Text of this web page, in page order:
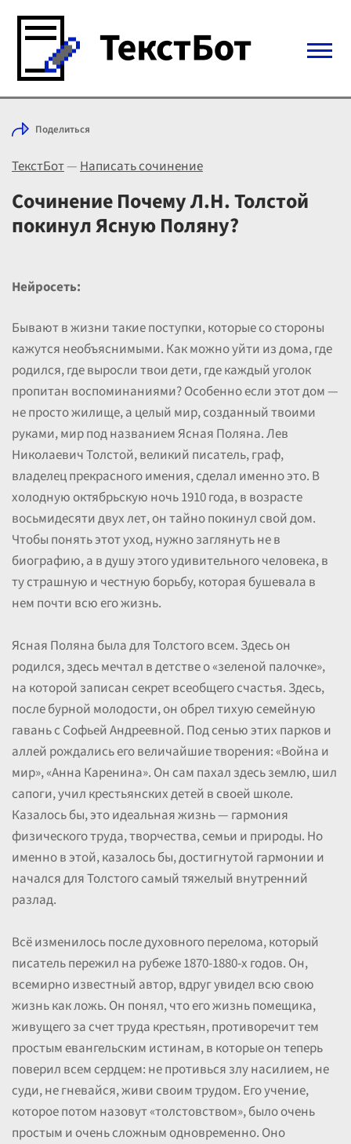
Войти с Telegram
Выбрать режим
Цены
Поделиться
ТекстБот—Написать сочинение
Сочинение Почему Л.Н. Толстой
покинул Ясную Поляну?
Нейросеть:
Бывают в жизни такие поступки, которые со стороны
кажутся необъяснимыми. Как можно уйти из дома, где
родился, где выросли твои дети, где каждый уголок
пропитан воспоминаниями? Особенно если этот дом —
не просто жилище, а целый мир, созданный твоими
руками, мир под названием Ясная Поляна. Лев
Николаевич Толстой, великий писатель, граф,
владелец прекрасного имения, сделал именно это. В
холодную октябрьскую ночь 1910 года, в возрасте
восьмидесяти двух лет, он тайно покинул свой дом.
Чтобы понять этот уход, нужно заглянуть не в
биографию, а в душу этого удивительного человека, в
ту страшную и честную борьбу, которая бушевала в
нем почти всю его жизнь.
Ясная Поляна была для Толстого всем. Здесь он
родился, здесь мечтал в детстве о «зеленой палочке»,
на которой записан секрет всеобщего счастья. Здесь,
после бурной молодости, он обрел тихую семейную
гавань с Софьей Андреевной. Под сенью этих парков и
аллей рождались его величайшие творения: «Война и
мир», «Анна Каренина». Он сам пахал здесь землю, шил
сапоги, учил крестьянских детей в своей школе.
Казалось бы, это идеальная жизнь — гармония
физического труда, творчества, семьи и природы. Но
именно в этой, казалось бы, достигнутой гармонии и
начался для Толстого самый тяжелый внутренний
разлад.
Всё изменилось после духовного перелома, который
писатель пережил на рубеже 1870-1880-х годов. Он,
всемирно известный автор, вдруг увидел всю свою
жизнь как ложь. Он понял, что его жизнь помещика,
живущего за счет труда крестьян, противоречит тем
простым евангельским истинам, в которые он теперь
поверил всем сердцем: не противься злу насилием, не
суди, не гневайся, живи своим трудом. Его учение,
которое потом назовут «толстовством», было очень
простым и очень сложным одновременно. Оно